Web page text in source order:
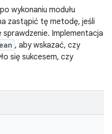
wykonaniu modułu
zastąpić tę metodę, jeśli
Implementacja
, aby wskazać, czy
się sukcesem, czy